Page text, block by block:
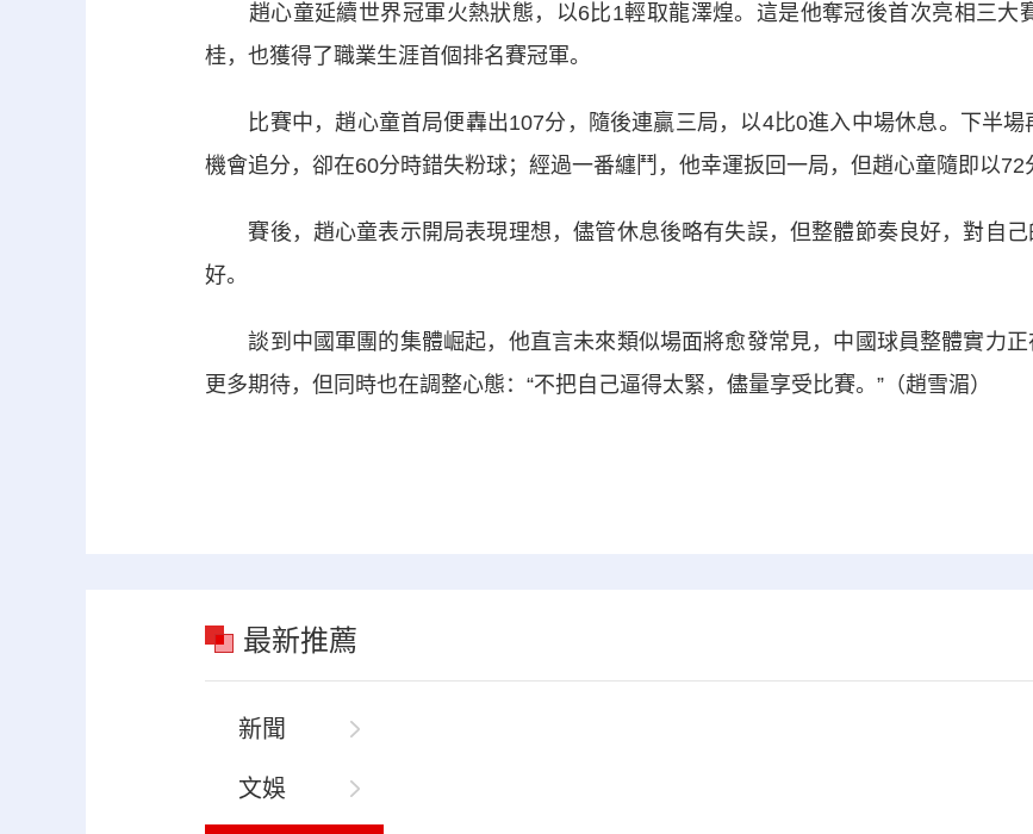
趙心童延續世界冠軍火熱狀態，以6比1輕取龍澤煌。這是他奪冠後首次亮相三大
桂，也獲得了職業生涯首個排名賽冠軍。
比賽中，趙心童首局便轟出107分，隨後連贏三局，以4比0進入中場休息。下半場
機會追分，卻在60分時錯失粉球；經過一番纏鬥，他幸運扳回一局，但趙心童隨即以72
賽後，趙心童表示開局表現理想，儘管休息後略有失誤，但整體節奏良好，對自己
好。
談到中國軍團的集體崛起，他直言未來類似場面將愈發常見，中國球員整體實力正
更多期待，但同時也在調整心態：“不把自己逼得太緊，儘量享受比賽。”（趙雪湄）
最新推薦
新聞
文娛